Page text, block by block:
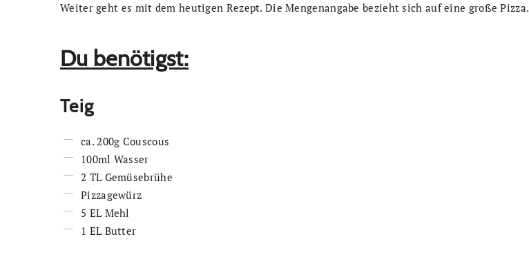
Weiter geht es mit dem heutigen Rezept. Die Mengenangabe bezieht sich auf eine große Pizza.
Du benötigst:
Teig
ca. 200g Couscous
100ml Wasser
2 TL Gemüsebrühe
Pizzagewürz
5 EL Mehl
1 EL Butter